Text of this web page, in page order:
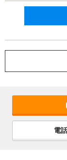
電